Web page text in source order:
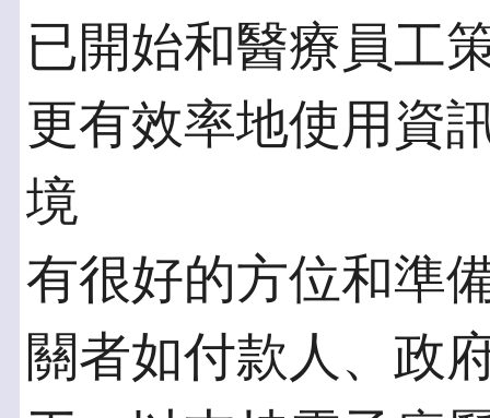
已開始和醫療員工
更有效率地使用資
境
有很好的方位和準
關者如付款人、政